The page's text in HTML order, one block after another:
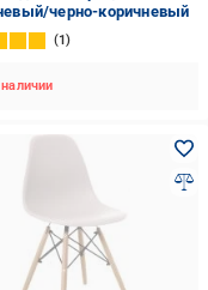
черно-коричневый
1